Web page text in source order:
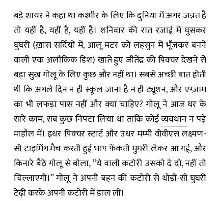
बड़े शायर ने कहा था कश्मीर के लिए कि दुनिया में अगर जन्नत है
तो यहीं है, यहीं है, यहीं है। शनिवार की रात रज़ाई में घुसकर
घुघरी (ख़ास सर्दियों में, आलू मटर को लहसुन में भूँजकर बनने
वाली एक अलौकिक डिश) खाते हुए जीतेंद्र की पिक्चर देखने से
बड़ा सुख गोलू के लिए कुछ और नहीं था। सबसे अच्छी बात होती
थी कि अगले दिन न ही स्कूल जाना है न ही ट्यूशन, और एग्ज़ाम
का भी लफड़ा पास नहीं और क्या चाहिए? गोलू ने आज घर के
सारे काम, सब कुछ निपटा लिया था ताकि कोईव्यवधानन पड़े
माहौल में। इधर पिक्चर स्टार्ट और उधर मम्मी वीवीएस लक्ष्मण-
सी टाइमिंग मैच करती हुई भाप फेंकती घुघरी लेकर आ गईं, और
किनारे बैठे गोलू से बोला, “ये वाली कटोरी उसको दे दो, नहीं तो
चिल्लाएगी।” गोलू ने अपनी बहन की कटोरी से थोड़ी-सी घुघरी
टेढ़ी करके अपनी कटोरी में डाल ली।